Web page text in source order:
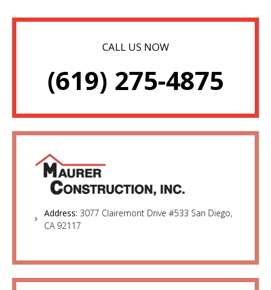
Address: 3077 Clairemont Drive #533 San Diego,
CA 92117
CALL US NOW
(619) 275-4875